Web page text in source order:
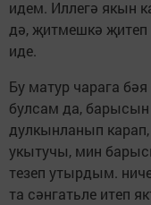
идем. Иллегә якын
дә, җитмешкә җитеп
иде.
Бу матур чарага
булсам да,
дулкынланып
укытучы, мин
тезеп утырдым.
та сәнгатьле итеп